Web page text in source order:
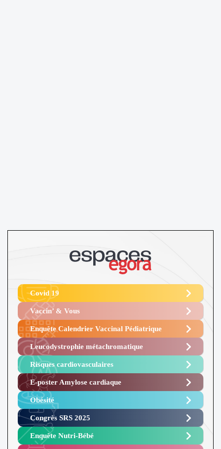
Covid 19
Vaccin’ & Vous
Enquête Calendrier Vaccinal Pédiatrique
Leucodystrophie métachromatique
Risques cardiovasculaires
E-poster Amylose cardiaque ​
Obésité ​
Congrès SRS 2025 ​
Enquête Nutri-Bébé ​